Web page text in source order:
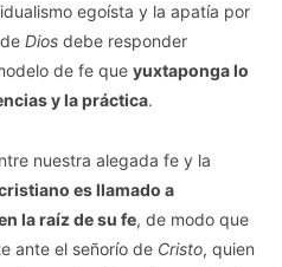
egoísta y la apatía por
Dios debe responder
de fe que yuxtaponga lo
y la práctica.
nuestra alegada fe y la
es llamado a
la raíz de su fe, de modo que
ante el señorío de Cristo, quien